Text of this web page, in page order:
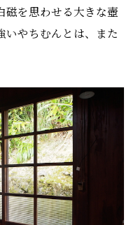
磁を思わせる大きな壺
いやちむんとは、また